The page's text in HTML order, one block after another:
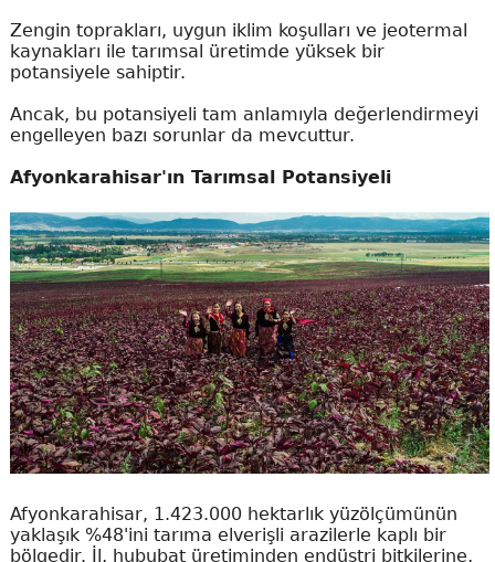
Zengin toprakları, uygun iklim koşulları ve jeotermal
kaynakları ile tarımsal üretimde yüksek bir
potansiyele sahiptir.
Ancak, bu potansiyeli tam anlamıyla değerlendirmeyi
engelleyen bazı sorunlar da mevcuttur.
Afyonkarahisar'ın Tarımsal Potansiyeli
Afyonkarahisar, 1.423.000 hektarlık yüzölçümünün
yaklaşık %48'ini tarıma elverişli arazilerle kaplı bir
bölgedir. İl, hububat üretiminden endüstri bitkilerine,